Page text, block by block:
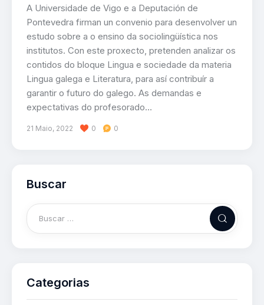
A Universidade de Vigo e a Deputación de
Pontevedra firman un convenio para desenvolver un
estudo sobre a o ensino da sociolingüística nos
institutos. Con este proxecto, pretenden analizar os
contidos do bloque Lingua e sociedade da materia
Lingua galega e Literatura, para así contribuír a
garantir o futuro do galego. As demandas e
expectativas do profesorado…
21 Maio, 2022 0 0
Buscar
Categorias